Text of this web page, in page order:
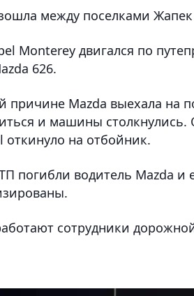
между поселками
Monterey двигался по
626.
причине Mazda выехала на
и машины
откинуло на отбойник.
погибли водитель Mazda
сотрудники